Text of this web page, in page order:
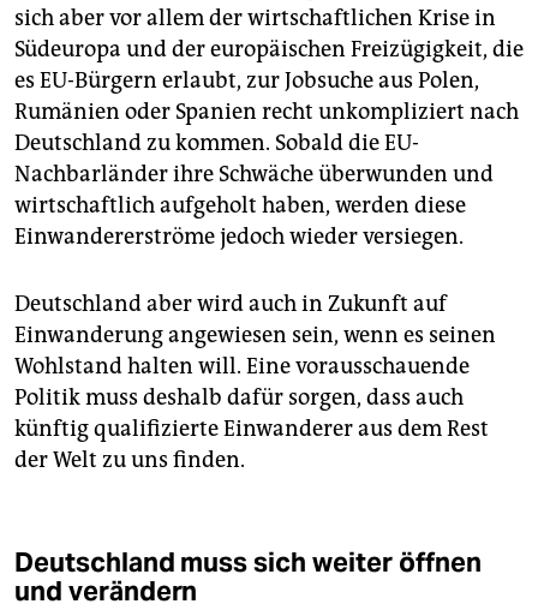
sich aber vor allem der wirtschaftlichen Krise in
Südeuropa und der europäischen Freizügigkeit, die
es EU-Bürgern erlaubt, zur Jobsuche aus Polen,
Rumänien oder Spanien recht unkompliziert nach
Deutschland zu kommen. Sobald die EU-
Nachbarländer ihre Schwäche überwunden und
wirtschaftlich aufgeholt haben, werden diese
Einwandererströme jedoch wieder versiegen.
Deutschland aber wird auch in Zukunft auf
Einwanderung angewiesen sein, wenn es seinen
Wohlstand halten will. Eine vorausschauende
Politik muss deshalb dafür sorgen, dass auch
künftig qualifizierte Einwanderer aus dem Rest
der Welt zu uns finden.
Deutschland muss sich weiter öffnen
und verändern